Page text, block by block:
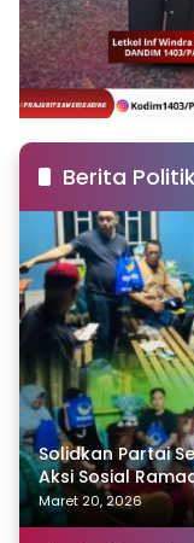
Berita
Solidkan Partai
Aksi Sosial
Maret 20, 2026